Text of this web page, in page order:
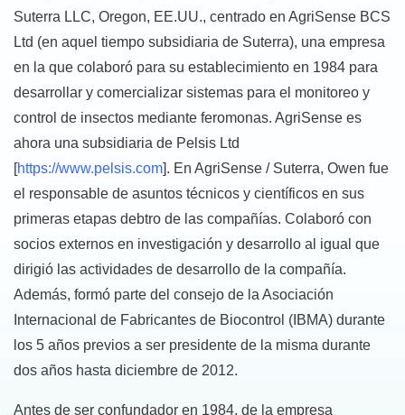
Suterra LLC, Oregon, EE.UU., centrado en AgriSense BCS
Ltd (en aquel tiempo subsidiaria de Suterra), una empresa
en la que colaboró para su establecimiento en 1984 para
desarrollar y comercializar sistemas para el monitoreo y
control de insectos mediante feromonas. AgriSense es
ahora una subsidiaria de Pelsis Ltd
[https://www.pelsis.com]. En AgriSense / Suterra, Owen fue
el responsable de asuntos técnicos y científicos en sus
primeras etapas debtro de las compañías. Colaboró con
socios externos en investigación y desarrollo al igual que
dirigió las actividades de desarrollo de la compañía.
Además, formó parte del consejo de la Asociación
Internacional de Fabricantes de Biocontrol (IBMA) durante
los 5 años previos a ser presidente de la misma durante
dos años hasta diciembre de 2012.
Antes de ser confundador en 1984, de la empresa